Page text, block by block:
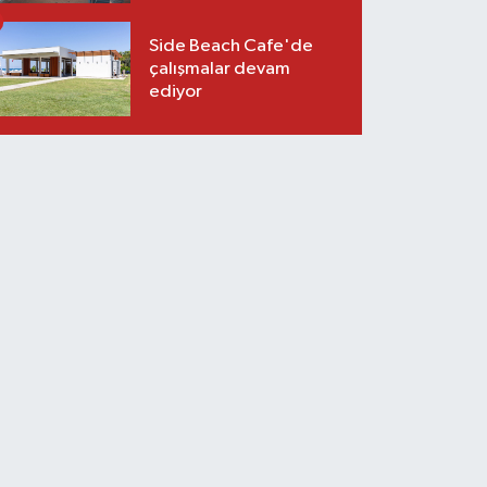
Side Beach Cafe'de
çalışmalar devam
ediyor